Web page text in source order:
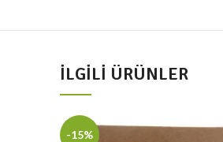
İLGILI ÜRÜNLER
-15%